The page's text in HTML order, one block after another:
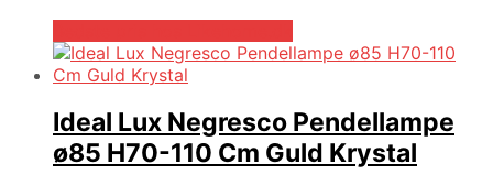
Ideal Lux Negresco Pendellampe
ø85 H70-110 Cm Guld Krystal